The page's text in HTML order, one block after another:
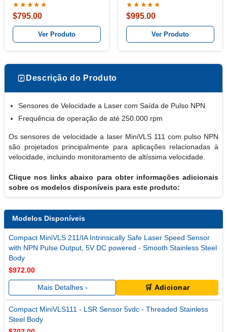
Tacômetro Combinado Kit
★★★★★
$795.00
Ver Produto
Combinado kit
★★★★★
$995.00
Ver Produto
Descrição do Produto
Sensores de Velocidade a Laser com Saída de Pulso NPN
Frequência de operação de até 250.000 rpm
Os sensores de velocidade a laser MiniVLS 111 com pulso NPN
são projetados principalmente para aplicações relacionadas à
velocidade, incluindo monitoramento de altíssima velocidade.
Clique nos links abaixo para obter informações adicionais
sobre os modelos disponíveis para este produto:
Modelos Disponíveis
Compact MiniVLS 211/IA Intrinsically Safe Laser Speed Sensor
with NPN Pulse Output, 5V DC powered - Smooth Stainless Steel
Body
$972.00
Mais Detalhes › 🛒 Adicionar
Compact MiniVLS111 - LSR Sensor 5vdc - Threaded Stainless
Steel Body